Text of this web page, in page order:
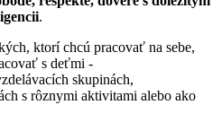
.
ktorí chcú pracovať na sebe,
s deťmi -
skupinách,
s rôznymi aktivitami alebo ako